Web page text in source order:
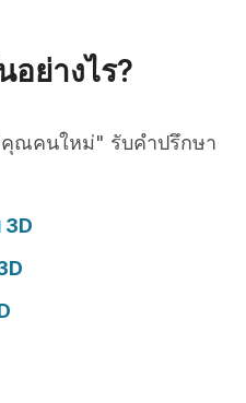
ย่างไร?
คุณคนใหม่" รับคำปรึกษา
3D